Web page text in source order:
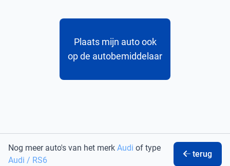
Plaats mijn auto ook
op de autobemiddelaar
Nog meer auto's van het merk Audi of type
Audi / RS6
terug